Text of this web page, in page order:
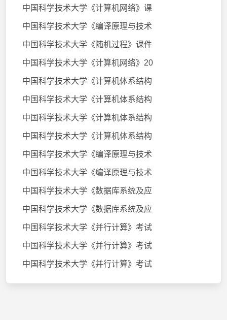
中国科学技术大学《计算机网络》课
中国科学技术大学《编译原理与技术
中国科学技术大学《随机过程》课件
中国科学技术大学《计算机网络》20
中国科学技术大学《计算机体系结构
中国科学技术大学《计算机体系结构
中国科学技术大学《计算机体系结构
中国科学技术大学《计算机体系结构
中国科学技术大学《编译原理与技术
中国科学技术大学《编译原理与技术
中国科学技术大学《数据库系统及应
中国科学技术大学《数据库系统及应
中国科学技术大学《并行计算》考试
中国科学技术大学《并行计算》考试
中国科学技术大学《并行计算》考试